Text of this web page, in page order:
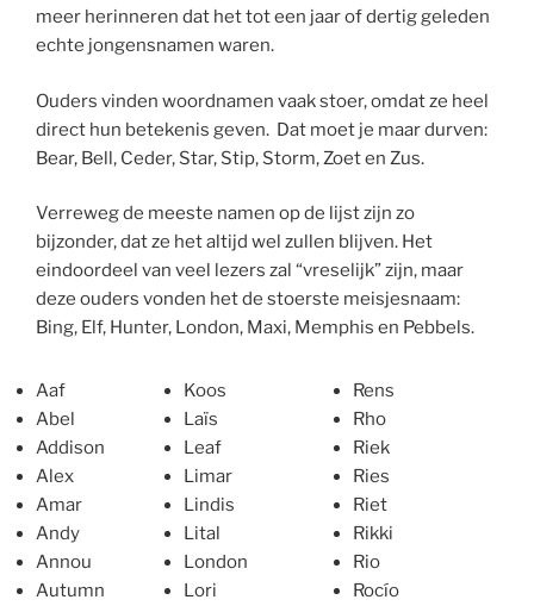
meer herinneren dat het tot een jaar of dertig geleden
echte jongensnamen waren.
Ouders vinden woordnamen vaak stoer, omdat ze heel
direct hun betekenis geven. Dat moet je maar durven:
Bear, Bell, Ceder, Star, Stip, Storm, Zoet en Zus.
Verreweg de meeste namen op de lijst zijn zo
bijzonder, dat ze het altijd wel zullen blijven. Het
eindoordeel van veel lezers zal “vreselijk” zijn, maar
deze ouders vonden het de stoerste meisjesnaam:
Bing, Elf, Hunter, London, Maxi, Memphis en Pebbels.
Aaf
Abel
Addison
Alex
Amar
Andy
Annou
Autumn
Koos
Laïs
Leaf
Limar
Lindis
Lital
London
Lori
Rens
Rho
Riek
Ries
Riet
Rikki
Rio
Rocío